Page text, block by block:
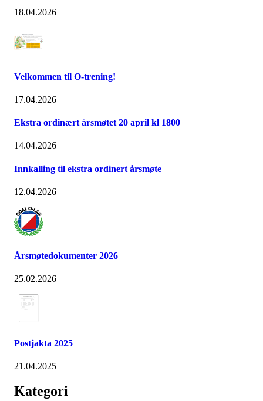
18.04.2026
Velkommen til O-trening!
17.04.2026
Ekstra ordinært årsmøtet 20 april kl 1800
14.04.2026
Innkalling til ekstra ordinert årsmøte
12.04.2026
Årsmøtedokumenter 2026
25.02.2026
Postjakta 2025
21.04.2025
Kategori